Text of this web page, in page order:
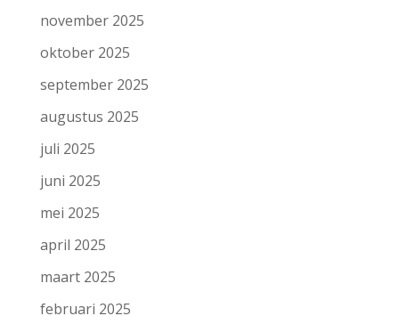
november 2025
oktober 2025
september 2025
augustus 2025
juli 2025
juni 2025
mei 2025
april 2025
maart 2025
februari 2025